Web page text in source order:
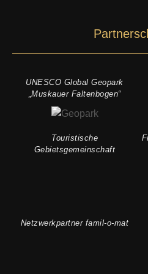
UNESCO Global Geopark
„Muskauer Faltenbogen“
Touristische
Gebietsgemeinschaft
Netzwerkpartner famil-o-mat